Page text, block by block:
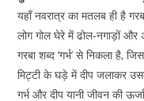
यहाँ नवरात्र का मतलब ही है
लोग गोल घेरे में ढोल-नगाड़ों
गरबा शब्द ‘गर्भ’ से निकला है,
मिट्टी के घड़े में दीप जलाकर
गर्भ और दीप यानी जीवन की